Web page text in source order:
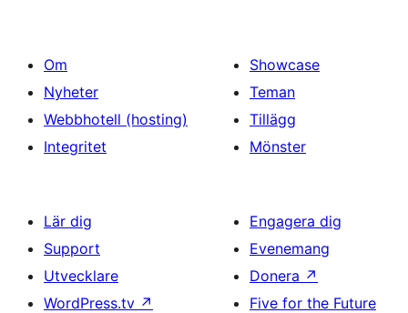
Om
Nyheter
Webbhotell (hosting)
Integritet
Showcase
Teman
Tillägg
Mönster
Lär dig
Support
Utvecklare
WordPress.tv ↗
Engagera dig
Evenemang
Donera ↗
Five for the Future